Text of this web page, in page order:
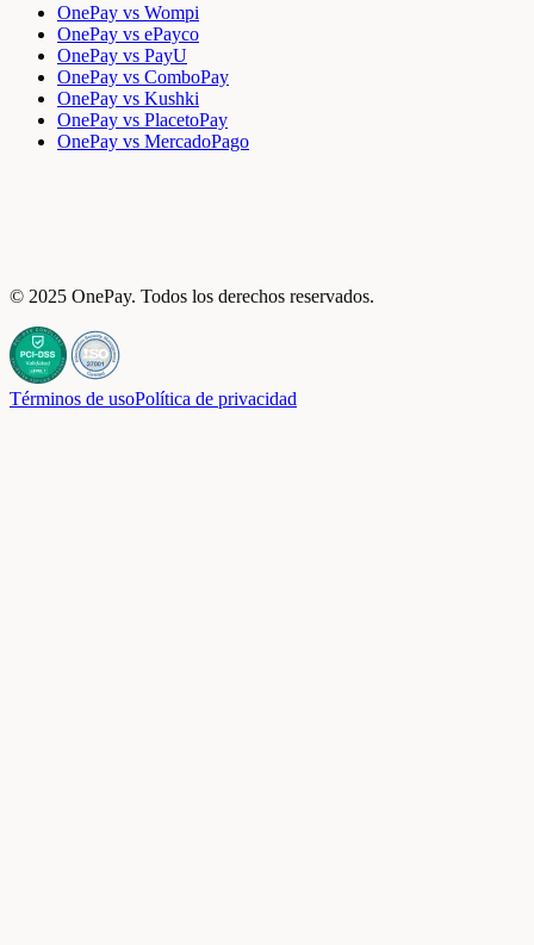
OnePay vs Wompi
OnePay vs ePayco
OnePay vs PayU
OnePay vs ComboPay
OnePay vs Kushki
OnePay vs PlacetoPay
OnePay vs MercadoPago
© 2025 OnePay. Todos los derechos reservados.
Términos de usoPolítica de privacidad